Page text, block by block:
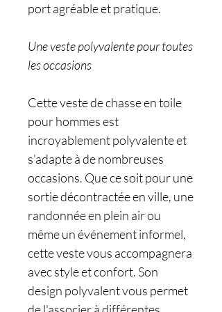
port agréable et pratique.
Une veste polyvalente pour toutes
les occasions
Cette veste de chasse en toile
pour hommes est
incroyablement polyvalente et
s'adapte à de nombreuses
occasions. Que ce soit pour une
sortie décontractée en ville, une
randonnée en plein air ou
même un événement informel,
cette veste vous accompagnera
avec style et confort. Son
design polyvalent vous permet